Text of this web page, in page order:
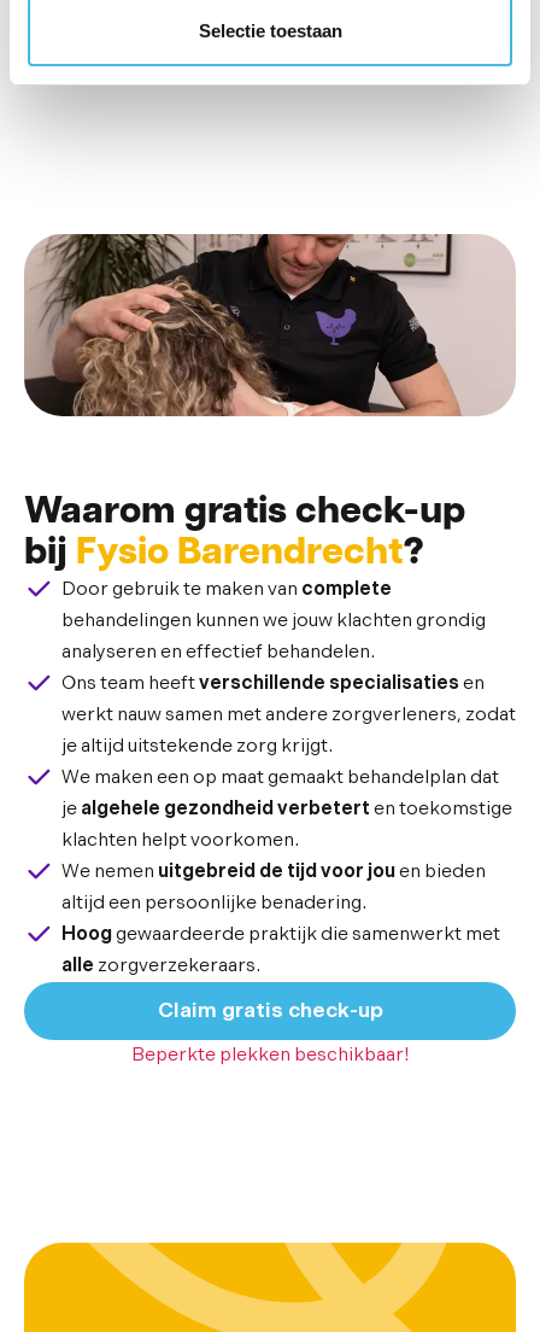
Selectie toestaan
Waarom gratis check-up
bij Fysio Barendrecht?
Door gebruik te maken van complete
behandelingen kunnen we jouw klachten grondig
analyseren en effectief behandelen.
Ons team heeftverschillende specialisaties en
werkt nauw samen met andere zorgverleners, zodat
je altijd uitstekende zorg krijgt.
We maken een op maat gemaakt behandelplan dat
je algehele gezondheid verbetert en toekomstige
klachten helpt voorkomen.
We nemen uitgebreid de tijd voor jouen bieden
altijd een persoonlijke benadering.
Hooggewaardeerde praktijk die samenwerkt met
alle zorgverzekeraars.
Claim gratis check-up
Beperkte plekken beschikbaar!